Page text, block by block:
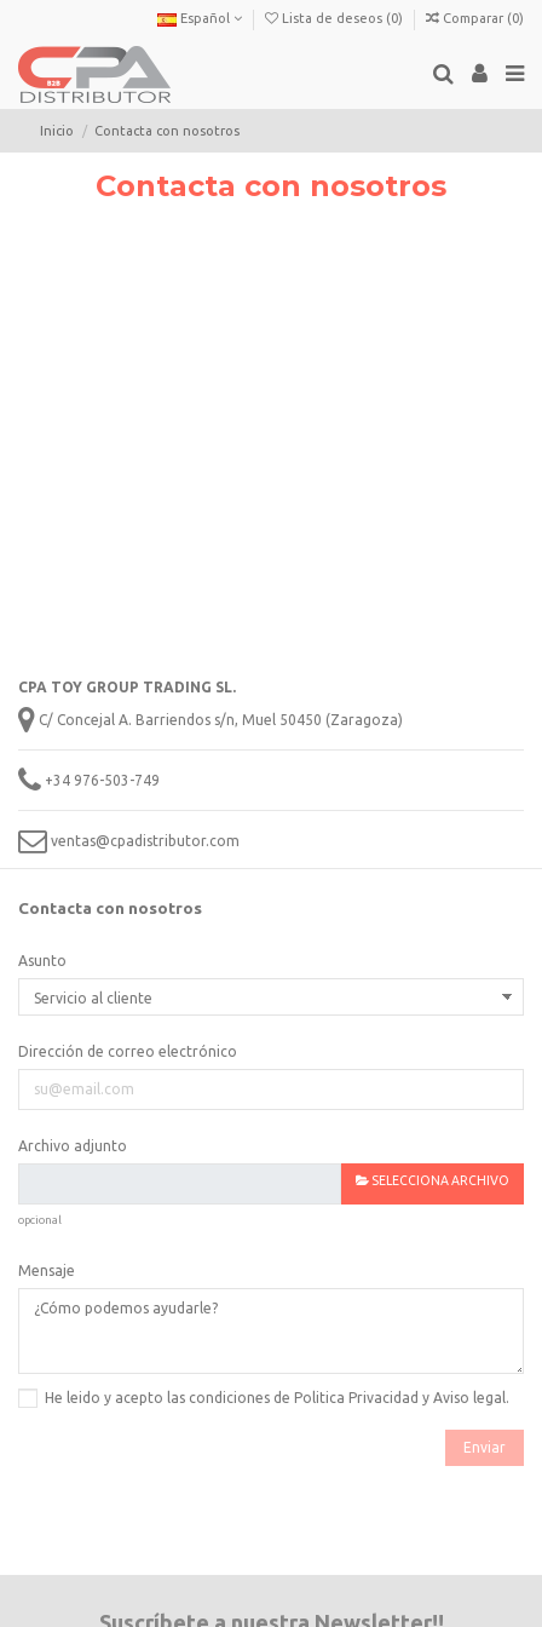
Español Lista de deseos (0) Comparar (0)
Inicio Contacta con nosotros
Contacta con nosotros
CPA TOY GROUP TRADING SL.
C/ Concejal A. Barriendos s/n, Muel 50450 (Zaragoza)
+34 976-503-749
ventas@cpadistributor.com
Contacta con nosotros
Asunto
Dirección de correo electrónico
Archivo adjunto
SELECCIONA ARCHIVO
opcional
Mensaje
He leido y acepto las condiciones de Politica Privacidad y Aviso legal
Suscríbete a nuestra Newsletter!!